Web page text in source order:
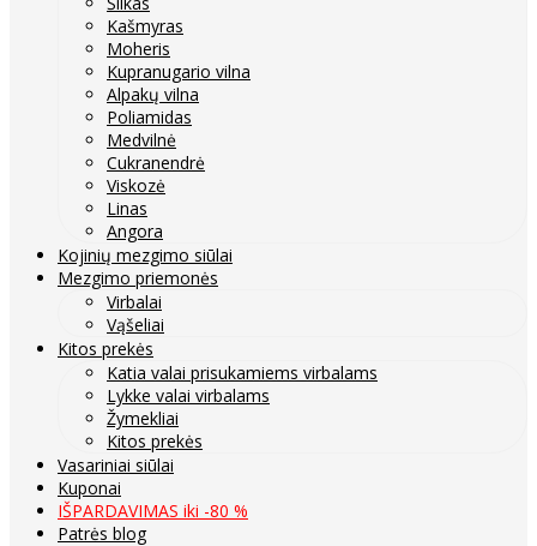
Kašmyras
Moheris
Kupranugario vilna
Alpakų vilna
Poliamidas
Medvilnė
Cukranendrė
Viskozė
Linas
Angora
Kojinių mezgimo siūlai
Mezgimo priemonės
Virbalai
Vąšeliai
Kitos prekės
Katia valai prisukamiems virbalams
Lykke valai virbalams
Žymekliai
Kitos prekės
Vasariniai siūlai
Kuponai
IŠPARDAVIMAS iki -80 %
Patrės blog